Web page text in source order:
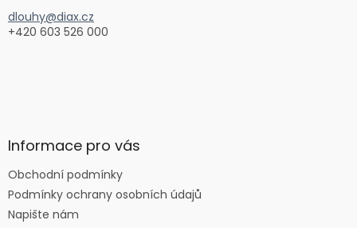
dlouhy@diax.cz
+420 603 526 000
Informace pro vás
Obchodní podmínky
Podmínky ochrany osobních údajů
Napište nám